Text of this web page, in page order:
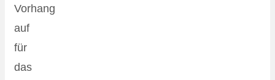
Vorhang
auf
für
das